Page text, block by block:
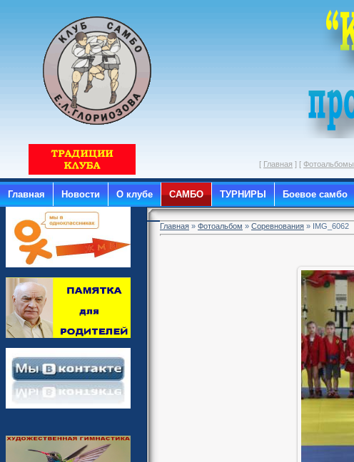
[ Главная ] [ Фотоальбомы
Главная Новости О клубе САМБО ТУРНИРЫ Боевое самбо
Главная » Фотоальбом » Соревнования » IMG_6062